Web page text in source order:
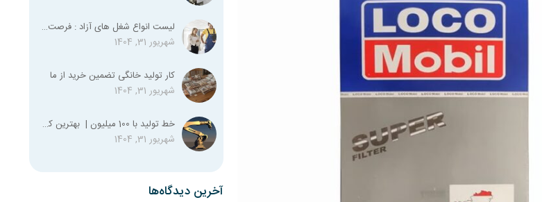
لیست انواع شغل‌ های آزاد : فرصت‌های شغلی متنوع برای همه
شهریور 31, 1404
کار تولید خانگی تضمین خرید از ما
شهریور 31, 1404
خط تولید با 100 میلیون | بهترین کسب و کار با صد میلیون
شهریور 31, 1404
آخرین دیدگاه‌ها